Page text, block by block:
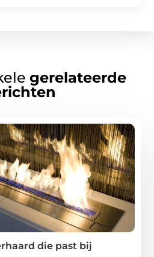
gerelateerde
die past bij